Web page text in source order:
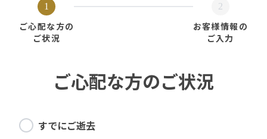
1
ご心配な方の
ご状況
2
お客様情報の
ご入力
ご心配な方のご状況
すでにご逝去